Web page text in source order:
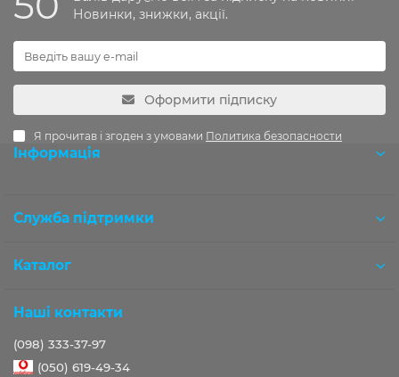
Новинки, знижки, акції.
Оформити підписку
Я прочитав і згоден з умовами Политика безопасности
Інформація
Служба підтримки
Каталог
Наші контакти
(098) 333-37-97
(050) 619-49-34